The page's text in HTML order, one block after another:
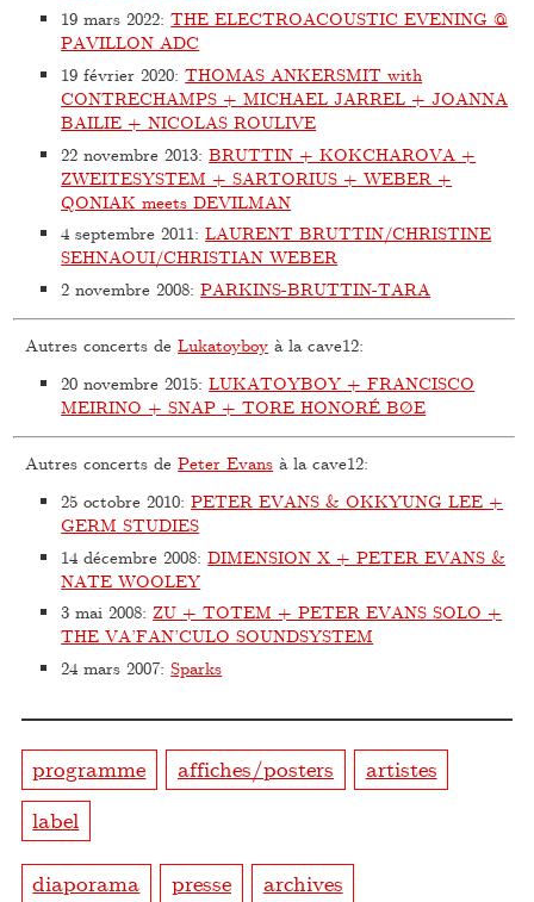
19 mars 2022:THE ELECTROACOUSTIC EVENING @
PAVILLON ADC
19 février 2020:THOMAS ANKERSMIT with
CONTRECHAMPS + MICHAEL JARREL + JOANNA
BAILIE + NICOLAS ROULIVE
22 novembre 2013:BRUTTIN + KOKCHAROVA +
ZWEITESYSTEM + SARTORIUS + WEBER +
QONIAK meets DEVILMAN
4 septembre 2011:LAURENT BRUTTIN/CHRISTINE
SEHNAOUI/CHRISTIAN WEBER
2 novembre 2008:PARKINS-BRUTTIN-TARA
Autres concerts deLukatoyboy à la cave12:
20 novembre 2015:LUKATOYBOY + FRANCISCO
MEIRINO + SNAP + TORE HONORÉ BØE
Autres concerts dePeter Evans à la cave12:
25 octobre 2010:PETER EVANS & OKKYUNG LEE +
GERM STUDIES
14 décembre 2008:DIMENSION X + PETER EVANS &
NATE WOOLEY
3 mai 2008:ZU + TOTEM + PETER EVANS SOLO +
THE VA’FAN’CULO SOUNDSYSTEM
24 mars 2007:Sparks
programme affiches/posters
artistes
label
diaporama presse archives